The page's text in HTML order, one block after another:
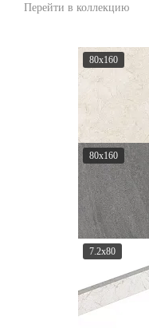
Перейти в коллекцию
80x160
80x160
7.2x80